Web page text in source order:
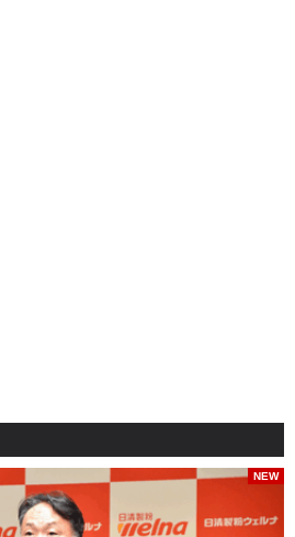
NEW